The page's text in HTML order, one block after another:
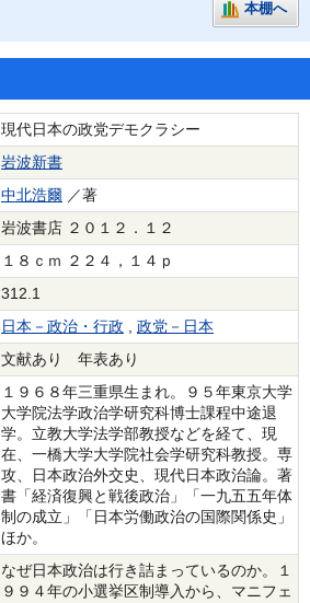
本棚へ
現代日本の政党デモクラシー
岩波新書
中北浩爾 ／著
岩波書店 ２０１２．１２
１８ｃｍ ２２４，１４ｐ
312.1
日本－政治・行政 , 政党－日本
文献あり 年表あり
１９６８年三重県生まれ。９５年東京大学
大学院法学政治学研究科博士課程中途退
学。立教大学法学部教授などを経て、現
在、一橋大学大学院社会学研究科教授。専
攻、日本政治外交史、現代日本政治論。著
書「経済復興と戦後政治」「一九五五年体
制の成立」「日本労働政治の国際関係史」
ほか。
なぜ日本政治は行き詰まっているのか。１
９９４年の小選挙区制導入から、マニフェ